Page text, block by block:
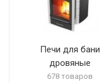
Печи для бани
дровяные
678 товаров